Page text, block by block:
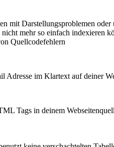
mit Darstellungsproblemen
nicht mehr so einfach
Quellcodefehlern
Adresse im Klartext auf deiner
Tags in deinem